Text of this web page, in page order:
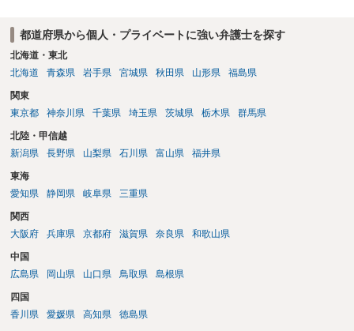
都道府県から個人・プライベートに強い弁護士を探す
北海道・東北
北海道
青森県 岩手県 宮城県 秋田県 山形県 福島県
関東
東京都
神奈川県 千葉県 埼玉県 茨城県 栃木県 群馬県
北陸・甲信越
新潟県
長野県 山梨県 石川県 富山県 福井県
東海
愛知県
静岡県 岐阜県 三重県
関西
大阪府
兵庫県 京都府 滋賀県 奈良県 和歌山県
中国
広島県
岡山県 山口県 鳥取県 島根県
四国
香川県
愛媛県 高知県 徳島県